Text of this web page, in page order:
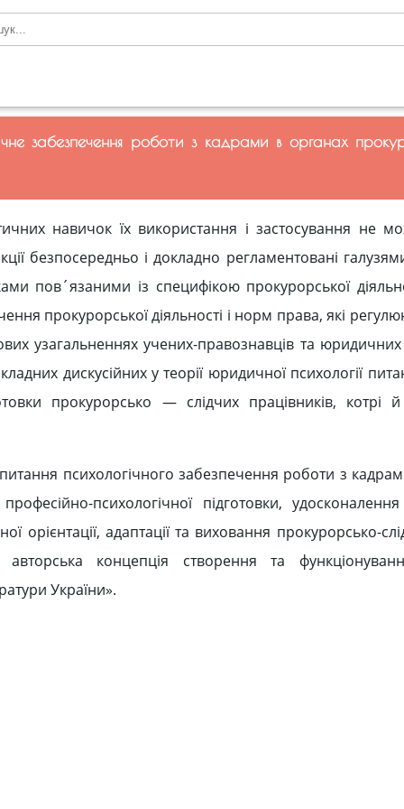
забезпечення роботи з кадрами в органах
навичок їх використання і застосування не
безпосередньо і докладно регламентовані
пов´язаними із специфікою прокурорської
прокурорської діяльності і норм права, які
узагальненнях учених-правознавців та юридичних
дискусійних у теорії юридичної психології
прокурорсько — слідчих працівників, котрі
психологічного забезпечення роботи з
психологічної підготовки, удосконалення
орієнтації, адаптації та виховання прокурорсько-
концепція створення та
України».